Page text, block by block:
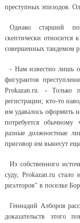
преступных эпизодов.
Однако старший
скептически относится
совершенных тандемом
- Нам известно лишь о
фигурантов
Prokazan.ru. - Только
регистрации; кто-то
им удавалось оформить
потребуется
разные должностные
приговор им вынесут
Из собственного
суду, Prokazan.ru стало
риэлторов" в поселке
Геннадий Алборов
доказательств этого